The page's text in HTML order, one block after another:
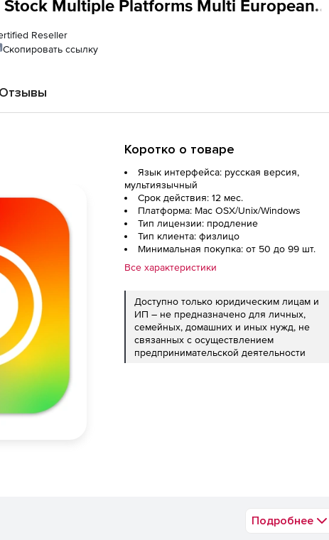
Multiple Platforms Multi European
1 год для организаций и частных
3 year commit. Количество
Reseller
Скопировать ссылку
Отзывы
Коротко о товаре
Язык интерфейса: русская версия,
мультиязычный
Срок действия: 12 мес.
Платформа: Mac OSX/Unix/Windows
Тип лицензии: продление
Тип клиента: физлицо
Минимальная покупка: от 50 до 99 шт.
Все характеристики
Доступно только юридическим лицам и
ИП – не предназначено для личных,
семейных, домашних и иных нужд, не
связанных с осуществлением
предпринимательской деятельности
Подробнее